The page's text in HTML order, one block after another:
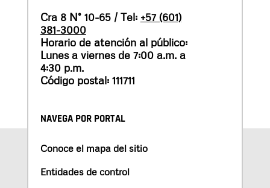
Cra 8 N° 10-65 / Tel: +57 (601)
381-3000
Horario de atención al público:
Lunes a viernes de 7:00 a.m. a
4:30 p.m.
Código postal: 111711
NAVEGA POR PORTAL
Conoce el mapa del sitio
Entidades de control